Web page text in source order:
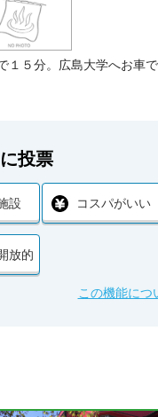
１５分。広島大学へお車
投票
設 コスパがいい
放的
この機能につ